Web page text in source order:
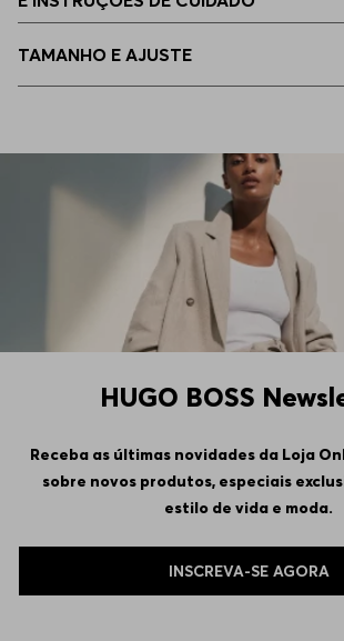
TAMANHO E AJUSTE
HUGO BOSS
Receba as últimas novidades da Loja
sobre novos produtos, especiais
estilo de vida e moda.
INSCREVA-SE AGORA